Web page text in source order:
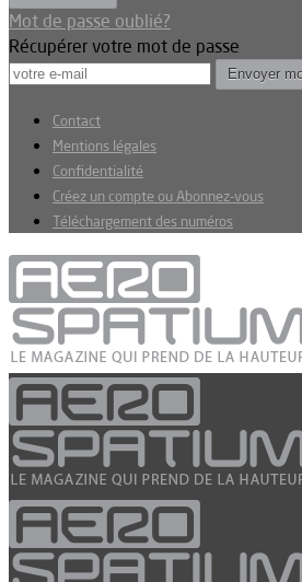
Mot de passe oublié?
Récupérer votre mot de passe
Contact
Mentions légales
Confidentialité
Créez un compte ou Abonnez-vous
Téléchargement des numéros